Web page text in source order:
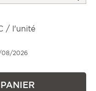
/ l'unité
08/2026